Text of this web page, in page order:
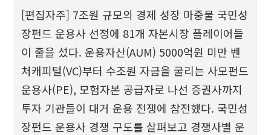
[편집자주] 7조원 규모의 경제 성장 마중물 국민성
장펀드 운용사 선정에 81개 자본시장 플레이어들
이 줄을 섰다. 운용자산(AUM) 5000억원 미만 벤
처캐피털(VC)부터 수조원 자금을 굴리는 사모펀드
운용사(PE), 모험자본 공급자로 나선 증권사까지
투자 기관들이 대거 운용 전쟁에 참전했다. 국민성
장펀드 운용사 경쟁 구도를 살펴보고 경쟁사별 운